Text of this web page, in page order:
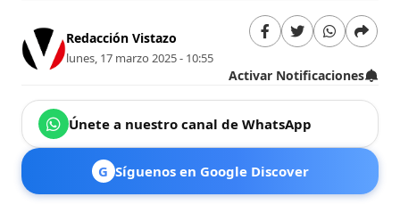
Redacción Vistazo
lunes, 17 marzo 2025 - 10:55
Activar Notificaciones
Únete a nuestro canal de WhatsApp
G Síguenos en Google Discover